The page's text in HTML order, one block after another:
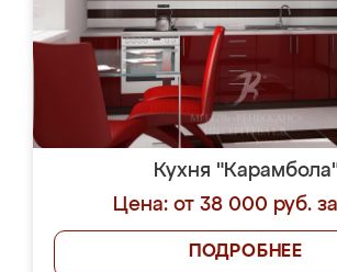
Кухня
Цена: от 38 000 руб.
ПОДРОБНЕЕ